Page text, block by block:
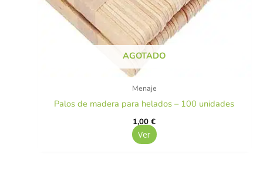
AGOTADO
Menaje
Palos de madera para helados – 100 unidades
1,00€
Ver